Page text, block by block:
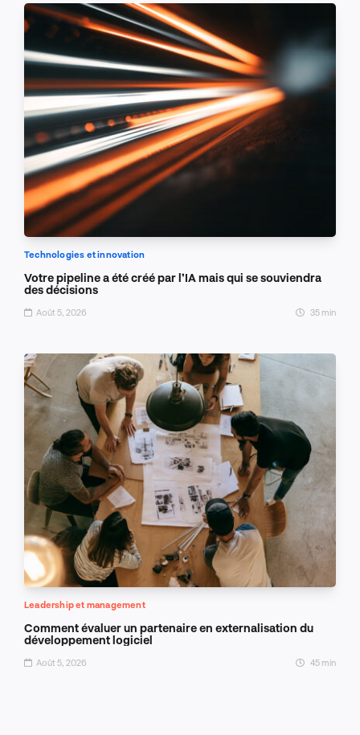
Technologies et innovation
Votre pipeline a été créé par l’IA mais qui se souviendra
des décisions
Août 5, 2026 35 min
Leadership et management
Comment évaluer un partenaire en externalisation du
développement logiciel
Août 5, 2026 45 min